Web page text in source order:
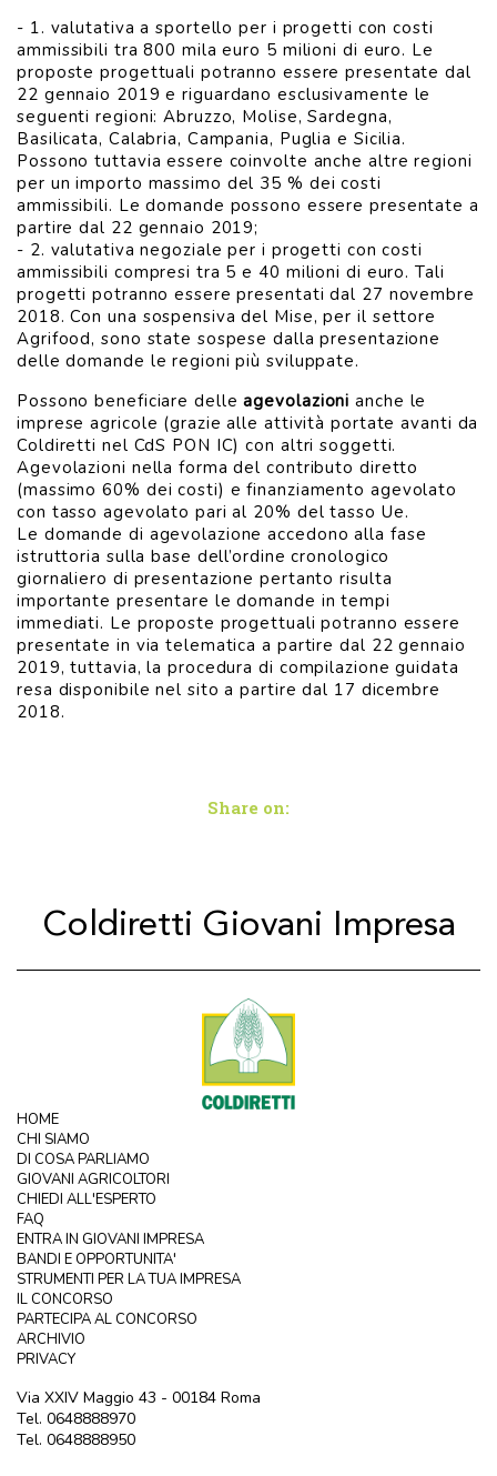
- 1. valutativa a sportello per i progetti con costi
ammissibili tra 800 mila euro 5 milioni di euro. Le
proposte progettuali potranno essere presentate dal
22 gennaio 2019 e riguardano esclusivamente le
seguenti regioni: Abruzzo, Molise, Sardegna,
Basilicata, Calabria, Campania, Puglia e Sicilia.
Possono tuttavia essere coinvolte anche altre regioni
per un importo massimo del 35 % dei costi
ammissibili. Le domande possono essere presentate a
partire dal 22 gennaio 2019;
- 2. valutativa negoziale per i progetti con costi
ammissibili compresi tra 5 e 40 milioni di euro. Tali
progetti potranno essere presentati dal 27 novembre
2018. Con una sospensiva del Mise, per il settore
Agrifood, sono state sospese dalla presentazione
delle domande le regioni più sviluppate.
Possono beneficiare delleagevolazioni anche le
imprese agricole (grazie alle attività portate avanti da
Coldiretti nel CdS PON IC) con altri soggetti.
Agevolazioni nella forma del contributo diretto
(massimo 60% dei costi) e finanziamento agevolato
con tasso agevolato pari al 20% del tasso Ue.
Le domande di agevolazione accedono alla fase
istruttoria sulla base dell’ordine cronologico
giornaliero di presentazione pertanto risulta
importante presentare le domande in tempi
immediati. Le proposte progettuali potranno essere
presentate in via telematica a partire dal 22 gennaio
2019, tuttavia, la procedura di compilazione guidata
resa disponibile nel sito a partire dal 17 dicembre
2018.
Share on:
Coldiretti Giovani Impresa
HOME
CHI SIAMO
DI COSA PARLIAMO
GIOVANI AGRICOLTORI
CHIEDI ALL'ESPERTO
FAQ
ENTRA IN GIOVANI IMPRESA
BANDI E OPPORTUNITA'
STRUMENTI PER LA TUA IMPRESA
IL CONCORSO
PARTECIPA AL CONCORSO
ARCHIVIO
PRIVACY
Via XXIV Maggio 43 - 00184 Roma
Tel. 0648888970
Tel. 0648888950